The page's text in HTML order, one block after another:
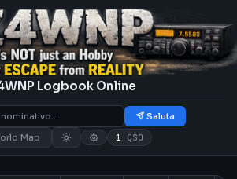
Logbook Online
Saluta
Map
1 QSO